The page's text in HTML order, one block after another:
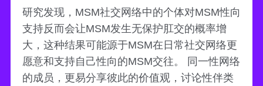
研究发现，MSM社交网络中的个体对MSM性向
支持反而会让MSM发生无保护肛交的概率增
大，这种结果可能源于MSM在日常社交网络更
愿意和支持自己性向的MSM交往。 同一性网络
的成员，更易分享彼此的价值观，讨论性伴类